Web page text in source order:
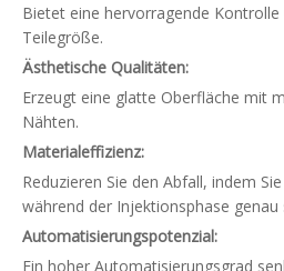
Bietet eine hervorragende
Teilegröße.
Ästhetische Qualitäten:
Erzeugt eine glatte Oberfläche mit
Nähten.
Materialeffizienz:
Reduzieren Sie den Abfall, indem
während der Injektionsphase genau
Automatisierungspotenzial:
Ein hoher Automatisierungsgrad